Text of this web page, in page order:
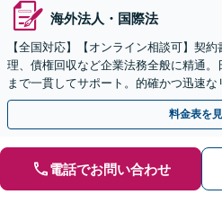
海外法人・国際法
【全国対応】【オンライン相談可】契
理、債権回収など企業法務全般に精通
まで一貫してサポート。的確かつ迅速
す。【初回相談無料】【休日・夜間相談
料金表を
電話でお問い合わせ